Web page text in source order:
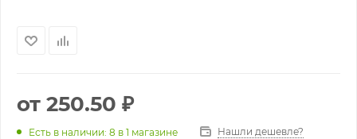
от 250.50 ₽
Есть в наличии: 8 в 1 магазине Нашли дешевле?